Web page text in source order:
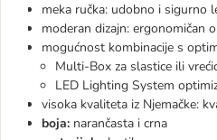
meka ručka: udobno i sigurno
moderan dizajn: ergonomičan
mogućnost kombinacije s
Multi-Box za slastice ili
LED Lighting System
visoka kvaliteta iz Njemačke:
boja: narančasta i crna